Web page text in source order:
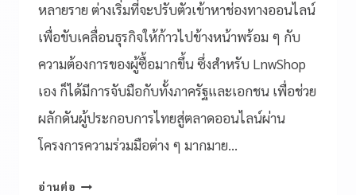
หลายราย ต่างเริ่มที่จะปรับตัวเข้าหาช่องทางออนไลน์
เพื่อขับเคลื่อนธุรกิจให้ก้าวไปข้างหน้าพร้อม ๆ กับ
ความต้องการของผู้ซื้อมากขึ้น ซึ่งสำหรับ LnwShop
เอง ก็ได้มีการจับมือกับทั้งภาครัฐและเอกชน เพื่อช่วย
ผลักดันผู้ประกอบการไทยสู่ตลาดออนไลน์ผ่าน
โครงการความร่วมมือต่าง ๆ มากมาย…
อ่านต่อ